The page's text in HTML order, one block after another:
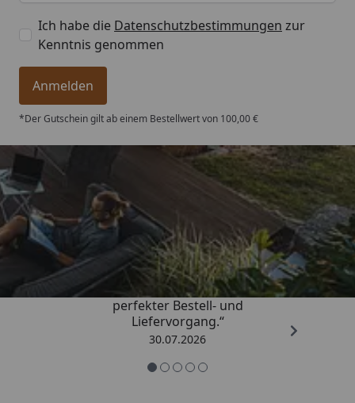
Ich habe die Datenschutzbestimmungen zur
Kenntnis genommen
Anmelden
*Der Gutschein gilt ab einem Bestellwert von 100,00 €
Trusted Shops
4,76/ 5
„Qualitativ sehr gute Ware und ein
perfekter Bestell- und
Liefervorgang.“
30.07.2026